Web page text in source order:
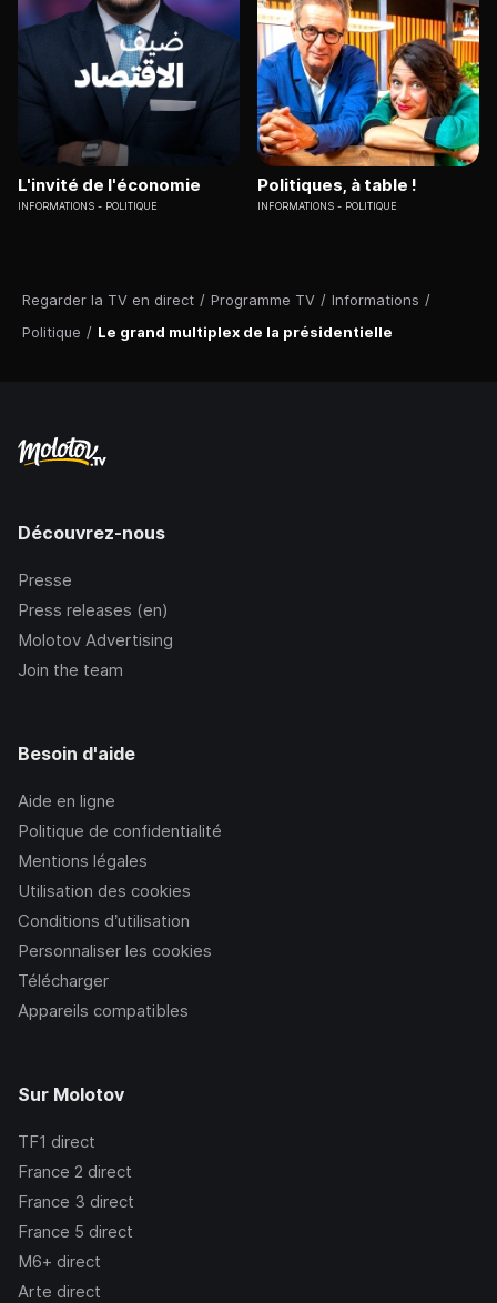
Regarder la TV en direct / Programme TV / Informations /
Politique / Le grand multiplex de la présidentielle
L'invité de l'économie
INFORMATIONS POLITIQUE
Politiques, à table !
INFORMATIONS POLITIQUE
Découvrez-nous
Presse
Press releases (en)
Molotov Advertising
Join the team
Besoin d'aide
Aide en ligne
Politique de confidentialité
Mentions légales
Utilisation des cookies
Conditions d’utilisation
Personnaliser les cookies
Télécharger
Appareils compatibles
Sur Molotov
TF1 direct
France 2 direct
France 3 direct
France 5 direct
M6+ direct
Arte direct